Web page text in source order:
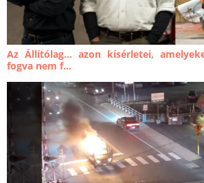
Az Állítólag… azon kísérletei,
fogva nem f...